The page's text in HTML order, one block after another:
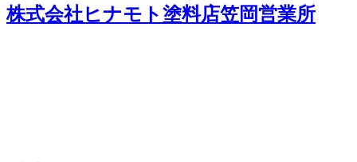
株式会社ヒナモト塗料店笠岡営業所